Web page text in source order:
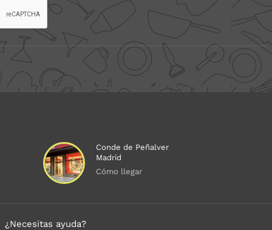
Conde de Peñalver
Madrid
Cómo llegar
¿Necesitas ayuda?